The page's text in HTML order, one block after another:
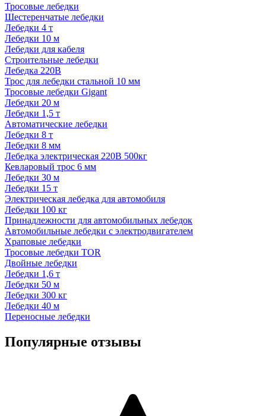
Тросовые лебедки
Шестеренчатые лебедки
Лебедки 4 т
Лебедки 10 м
Лебедки для кабеля
Строительные лебедки
Лебедка 220В
Трос для лебедки стальной 10 мм
Тросовые лебедки Gigant
Лебедки 20 м
Лебедки 1,5 т
Автоматические лебедки
Лебедки 8 т
Лебедки 8 мм
Лебедка электрическая 220В 500кг
Кевларовый трос 6 мм
Лебедки 30 м
Лебедки 15 т
Электрическая лебедка для автомобиля
Лебедки 100 кг
Принадлежности для автомобильных лебедок
Автомобильные лебедки с электродвигателем
Храповые лебедки
Тросовые лебедки TOR
Двойные лебедки
Лебедки 1,6 т
Лебедки 50 м
Лебедки 300 кг
Лебедки 40 м
Переносные лебедки
Популярные отзывы